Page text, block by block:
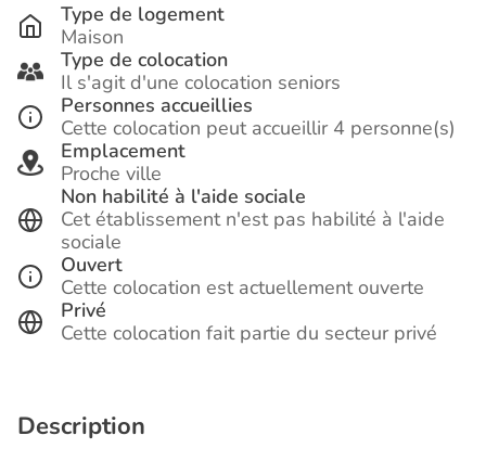
Type de logement
Maison
Type de colocation
Il s'agit d'une colocation seniors
Personnes accueillies
Cette colocation peut accueillir 4 personne(s)
Emplacement
Proche ville
Non habilité à l'aide sociale
Cet établissement n'est pas habilité à l'aide
sociale
Ouvert
Cette colocation est actuellement ouverte
Privé
Cette colocation fait partie du secteur privé
Description